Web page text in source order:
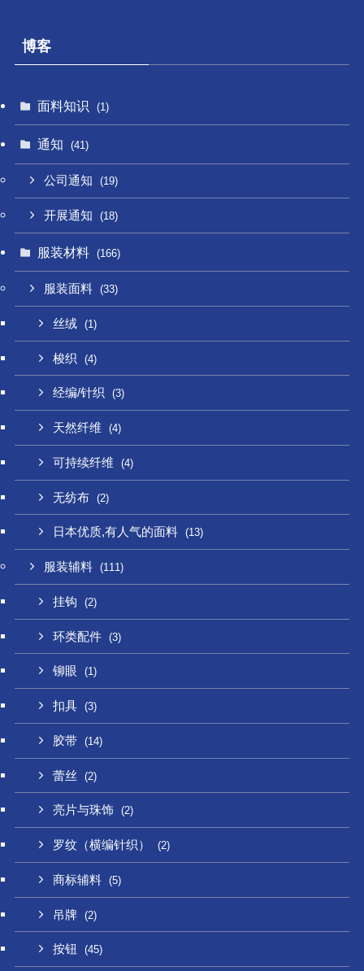
博客
面料知识 (1)
通知 (41)
公司通知 (19)
开展通知 (18)
服装材料 (166)
服装面料 (33)
丝绒 (1)
梭织 (4)
经编/针织 (3)
天然纤维 (4)
可持续纤维 (4)
无纺布 (2)
日本优质,有人气的面料 (13)
服装辅料 (111)
挂钩 (2)
环类配件 (3)
铆眼 (1)
扣具 (3)
胶带 (14)
蕾丝 (2)
亮片与珠饰 (2)
罗纹（横编针织） (2)
商标辅料 (5)
吊牌 (2)
按钮 (45)